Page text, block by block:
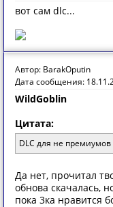
вот сам dlc...
Автор: BarakOputin
Дата сообщения:
WildGoblin
Цитата:
DLC для не премиумов
Да нет, прочитал
обнова скачалась,
пока 3ка нравится